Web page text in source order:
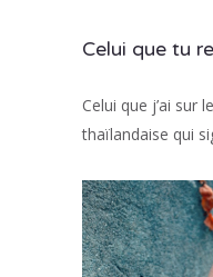
Celui que tu
Celui que j’ai sur
thaïlandaise qui